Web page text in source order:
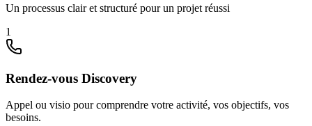
Un processus clair et structuré pour un projet réussi
1
Rendez-vous Discovery
Appel ou visio pour comprendre votre activité, vos objectifs, vos
besoins.